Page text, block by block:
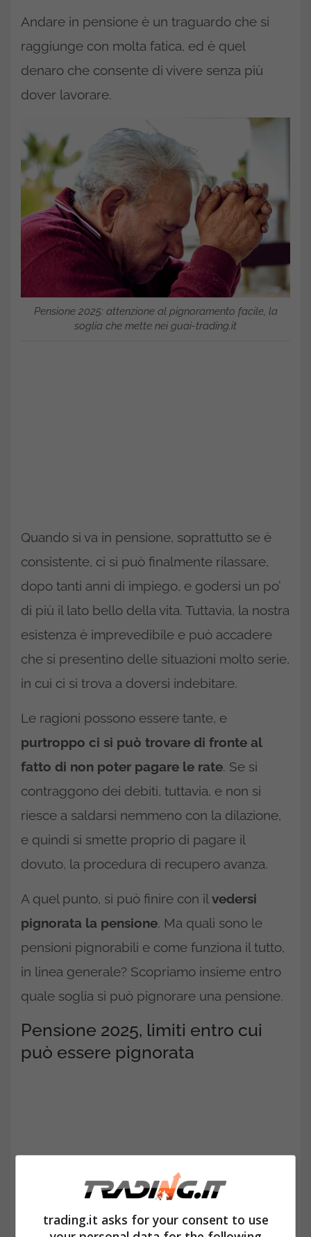
Andare in pensione è un traguardo che si
raggiunge con molta fatica, ed è quel
denaro che consente di vivere senza più
dover lavorare.
Pensione 2025: attenzione al pignoramento facile, la
soglia che mette nei guai-trading.it
Quando si va in pensione, soprattutto se è
consistente, ci si può finalmente rilassare,
dopo tanti anni di impiego, e godersi un po’
di più il lato bello della vita. Tuttavia, la nostra
esistenza è imprevedibile e può accadere
che si presentino delle situazioni molto serie,
in cui ci si trova a doversi indebitare.
Le ragioni possono essere tante, e
purtroppo ci si può trovare di fronte al
fatto di non poter pagare le rate. Se si
contraggono dei debiti, tuttavia, e non si
riesce a saldarsi nemmeno con la dilazione,
e quindi si smette proprio di pagare il
dovuto, la procedura di recupero avanza.
A quel punto, si può finire con il vedersi
pignorata la pensione. Ma quali sono le
pensioni pignorabili e come funziona il tutto,
in linea generale? Scopriamo insieme entro
quale soglia si può pignorare una pensione.
Pensione 2025, limiti entro cui
può essere pignorata
trading.it asks for your consent to use